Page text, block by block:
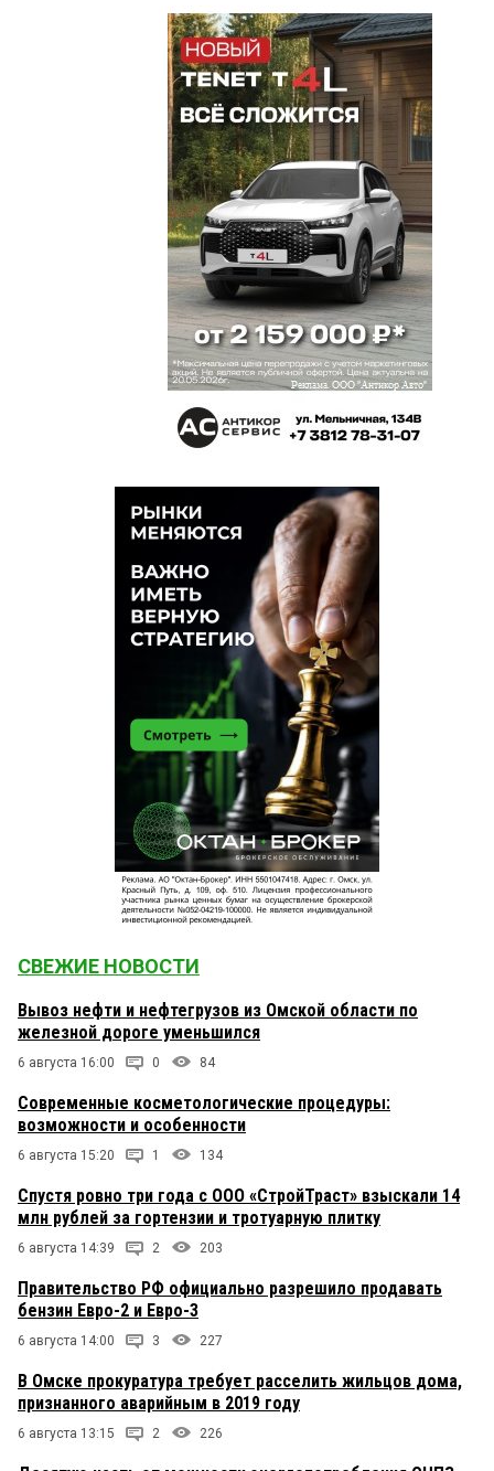
СВЕЖИЕ НОВОСТИ
Вывоз нефти и нефтегрузов из Омской области по
железной дороге уменьшился
6 августа 16:00 0 84
Современные косметологические процедуры:
возможности и особенности
6 августа 15:20 1 134
Спустя ровно три года с ООО «СтройТраст» взыскали 14
млн рублей за гортензии и тротуарную плитку
6 августа 14:39 2 203
Правительство РФ официально разрешило продавать
бензин Евро-2 и Евро-3
6 августа 14:00 3 227
В Омске прокуратура требует расселить жильцов дома,
признанного аварийным в 2019 году
6 августа 13:15 2 226